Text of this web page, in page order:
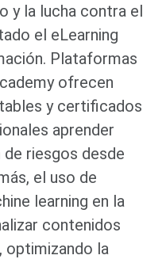
y la lucha contra el
el eLearning
Plataformas
ofrecen
y certificados
aprender
riesgos desde
el uso de
learning en la
contenidos
optimizando la